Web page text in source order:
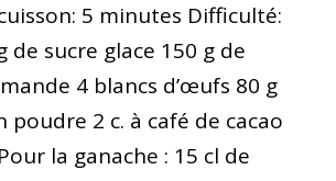
5 minutes Difficulté:
de sucre glace 150 g de
4 blancs d’œufs 80 g
poudre 2 c. à café de cacao
la ganache : 15 cl de